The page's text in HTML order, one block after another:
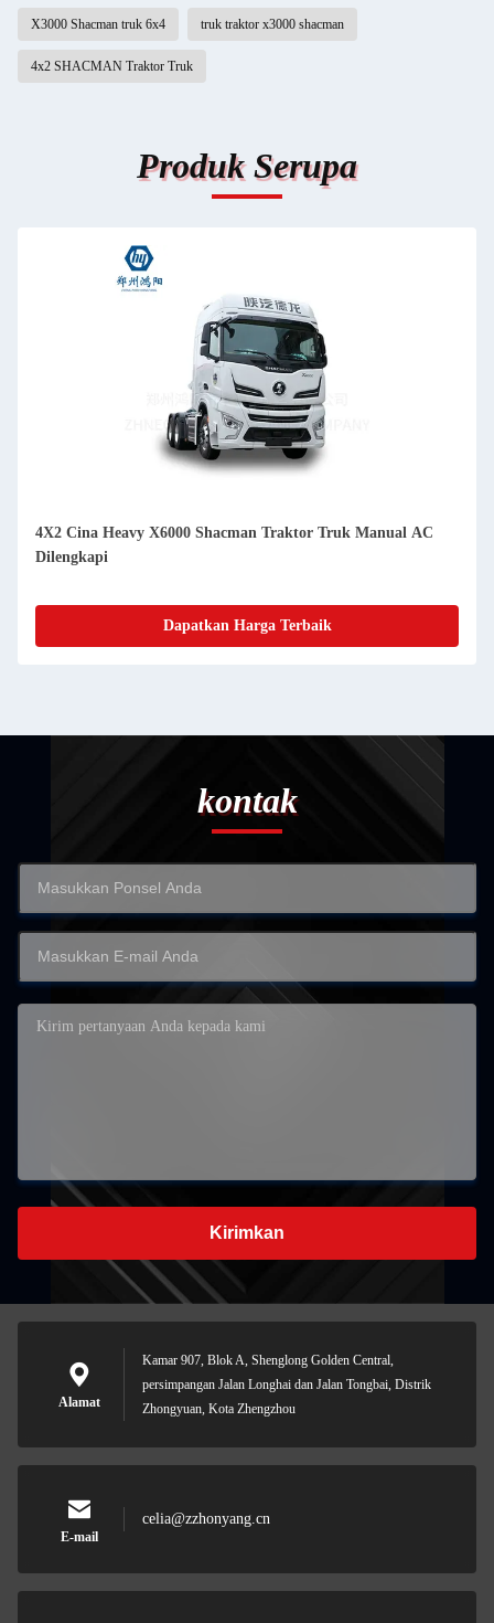
X3000 Shacman truk 6x4 truk traktor x3000 shacman
4x2 SHACMAN Traktor Truk
Produk Serupa
4X2 Cina Heavy X6000 Shacman Traktor Truk Manual AC
Dilengkapi
Dapatkan Harga Terbaik
kontak
Kirimkan
Alamat
Kamar 907, Blok A, Shenglong Golden Central,
persimpangan Jalan Longhai dan Jalan Tongbai, Distrik
Zhongyuan, Kota Zhengzhou
E-mail
celia@zzhonyang.cn